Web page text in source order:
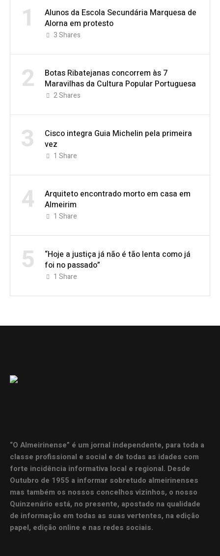
1
Alunos da Escola Secundária Marquesa de
Alorna em protesto
3Shares
2
Botas Ribatejanas concorrem às 7
Maravilhas da Cultura Popular Portuguesa
2Shares
3
Cisco integra Guia Michelin pela primeira
vez
1 Share
4
Arquiteto encontrado morto em casa em
Almeirim
1 Share
5
“Hoje a justiça já não é tão lenta como já
foi no passado”
1 Share
“O Almeirinense” é um jornal independente, para toda a
classe profissional e social e de todas as idades com
forte incidência informativa local e regional. Desde
Outubro de 1955 a informar sobretudo almeirinenses
mas também os nossos concelhos vizinhos, o nosso
Quinzenário está, no presente, apostado na qualidade
de informação em todas as suas vertentes, na edição
papel, edição online e nas redes sociais.